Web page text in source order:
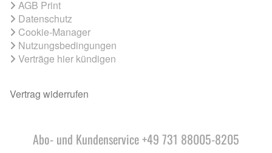
AGB Print
Datenschutz
Cookie-Manager
Nutzungsbedingungen
Verträge hier kündigen
Vertrag widerrufen
Abo- und Kundenservice +49 731 88005-8205